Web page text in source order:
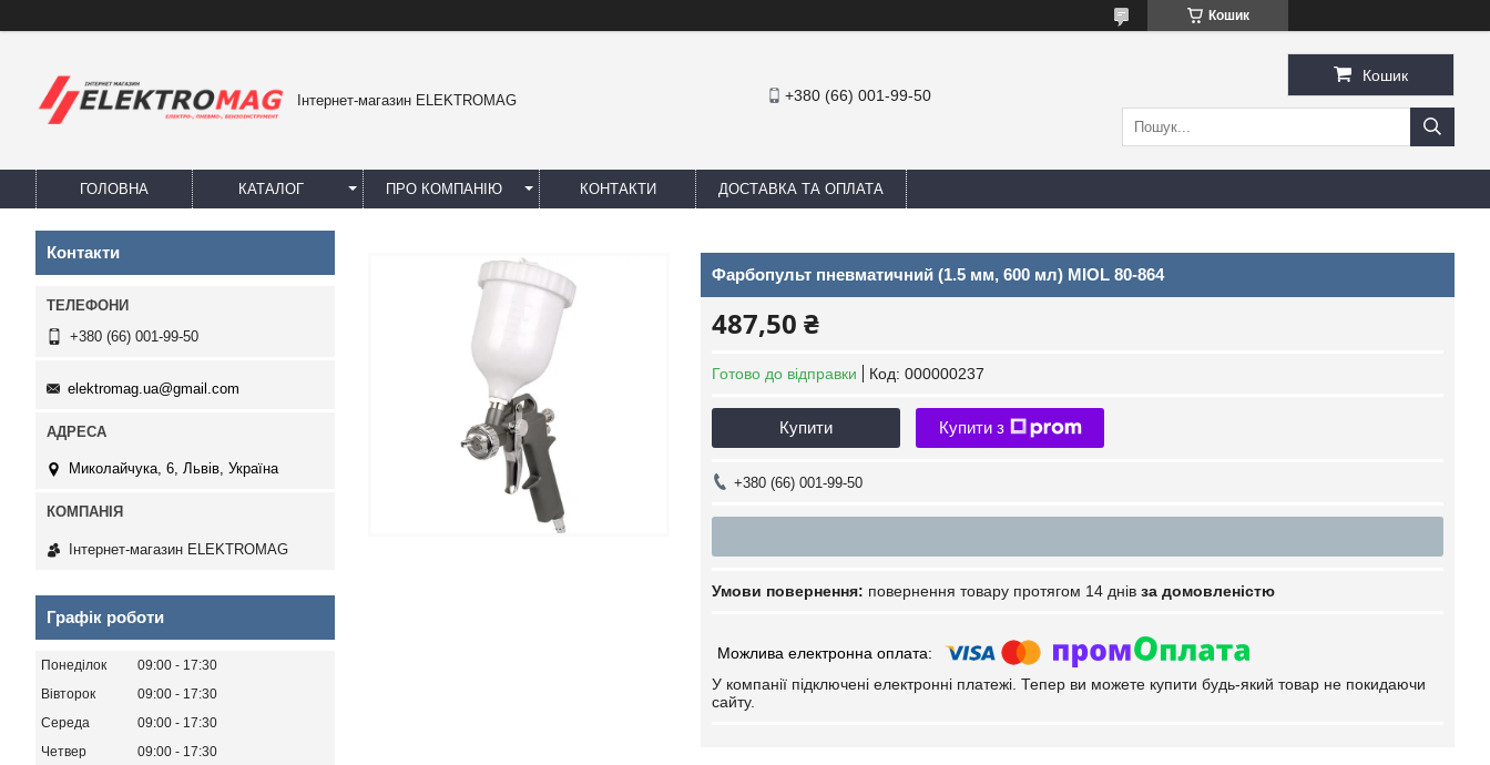
Кошик
Інтернет-магазин ELEKTROMAG +380 (66) 001-99-50
Кошик
ГОЛОВНА КАТАЛОГ ПРО КОМПАНІЮ КОНТАКТИ ДОСТАВКА ТА ОПЛАТА
Фарбопульт пневматичний (1.5 мм, 600 мл) MIOL 80-864
487,50 ₴
Готово до відправки Код: 000000237
Купити Купити з
+380 (66) 001-99-50
повернення товару протягом 14 днів за домовленістю
У компанії підключені електронні платежі. Тепер ви можете купити будь-який товар не покидаючи
сайту.
Контакти
+380 (66) 001-99-50
elektromag.ua@gmail.com
Миколайчука, 6, Львів, Україна
Інтернет-магазин ELEKTROMAG
Графік роботи
Понеділок 09:00
17:30
Вівторок
09:00
17:30
Середа
09:00
17:30
Четвер
09:00
17:30